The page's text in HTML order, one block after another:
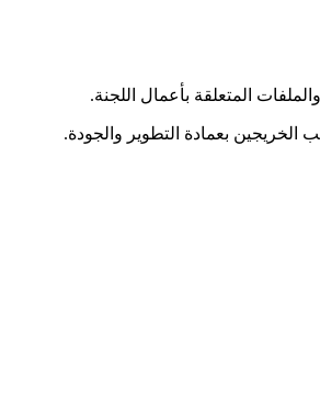
الخريجين بعمادة التطوير والجودة.